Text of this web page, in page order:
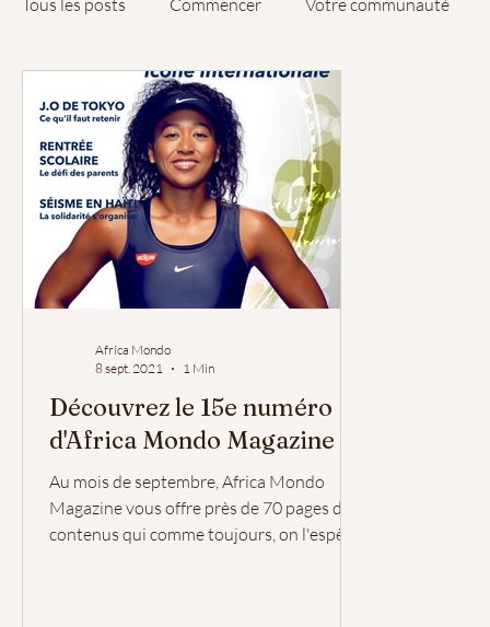
Tous les posts Commencer Votre communauté
Africa Mondo
8 sept. 2021
1 Min
Découvrez le 15e numéro
d'Africa Mondo Magazine
Au mois de septembre, Africa Mondo
Magazine vous offre près de 70 pages de
contenus qui comme toujours, on l'espère,